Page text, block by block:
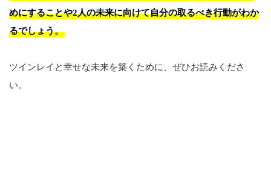
めにすることや2人の未来に向けて自分の取るべき行動がわか
るでしょう。
ツインレイと幸せな未来を築くために、ぜひお読みくださ
い。